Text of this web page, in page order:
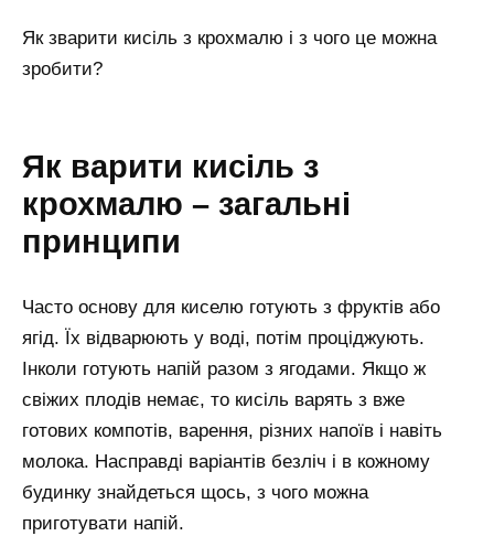
Як зварити кисіль з крохмалю і з чого це можна
зробити?
Як варити кисіль з
крохмалю – загальні
принципи
Часто основу для киселю готують з фруктів або
ягід. Їх відварюють у воді, потім проціджують.
Інколи готують напій разом з ягодами. Якщо ж
свіжих плодів немає, то кисіль варять з вже
готових компотів, варення, різних напоїв і навіть
молока. Насправді варіантів безліч і в кожному
будинку знайдеться щось, з чого можна
приготувати напій.